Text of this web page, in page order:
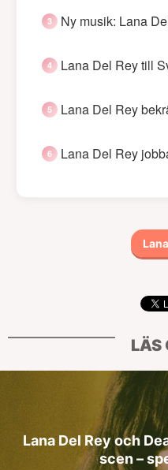
Ny musik: Lana
Lana Del Rey till
Lana Del Rey
Lana Del Rey
LÄS
Lana Del Rey och
scen –